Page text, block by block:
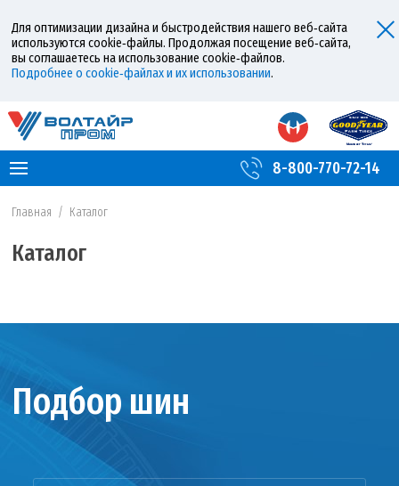
Для оптимизации дизайна и быстродействия нашего веб‑сайта
используются cookie‑файлы. Продолжая посещение веб‑сайта,
вы соглашаетесь на использование cookie‑файлов.
Подробнее о cookie‑файлах и их использовании.
8-800-770-72-14
Главная / Каталог
Каталог
Подбор шин